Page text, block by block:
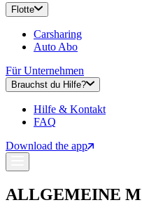
Flotte
Carsharing
Auto Abo
Für Unternehmen
Brauchst du Hilfe?
Hilfe & Kontakt
FAQ
Download the app
ALLGEMEINE